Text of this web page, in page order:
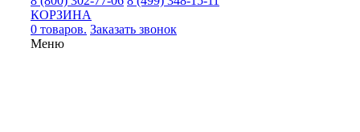
КОРЗИНА
0 товаров. Заказать звонок
Меню